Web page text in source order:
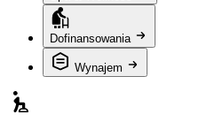
Dofinansowania
Wynajem